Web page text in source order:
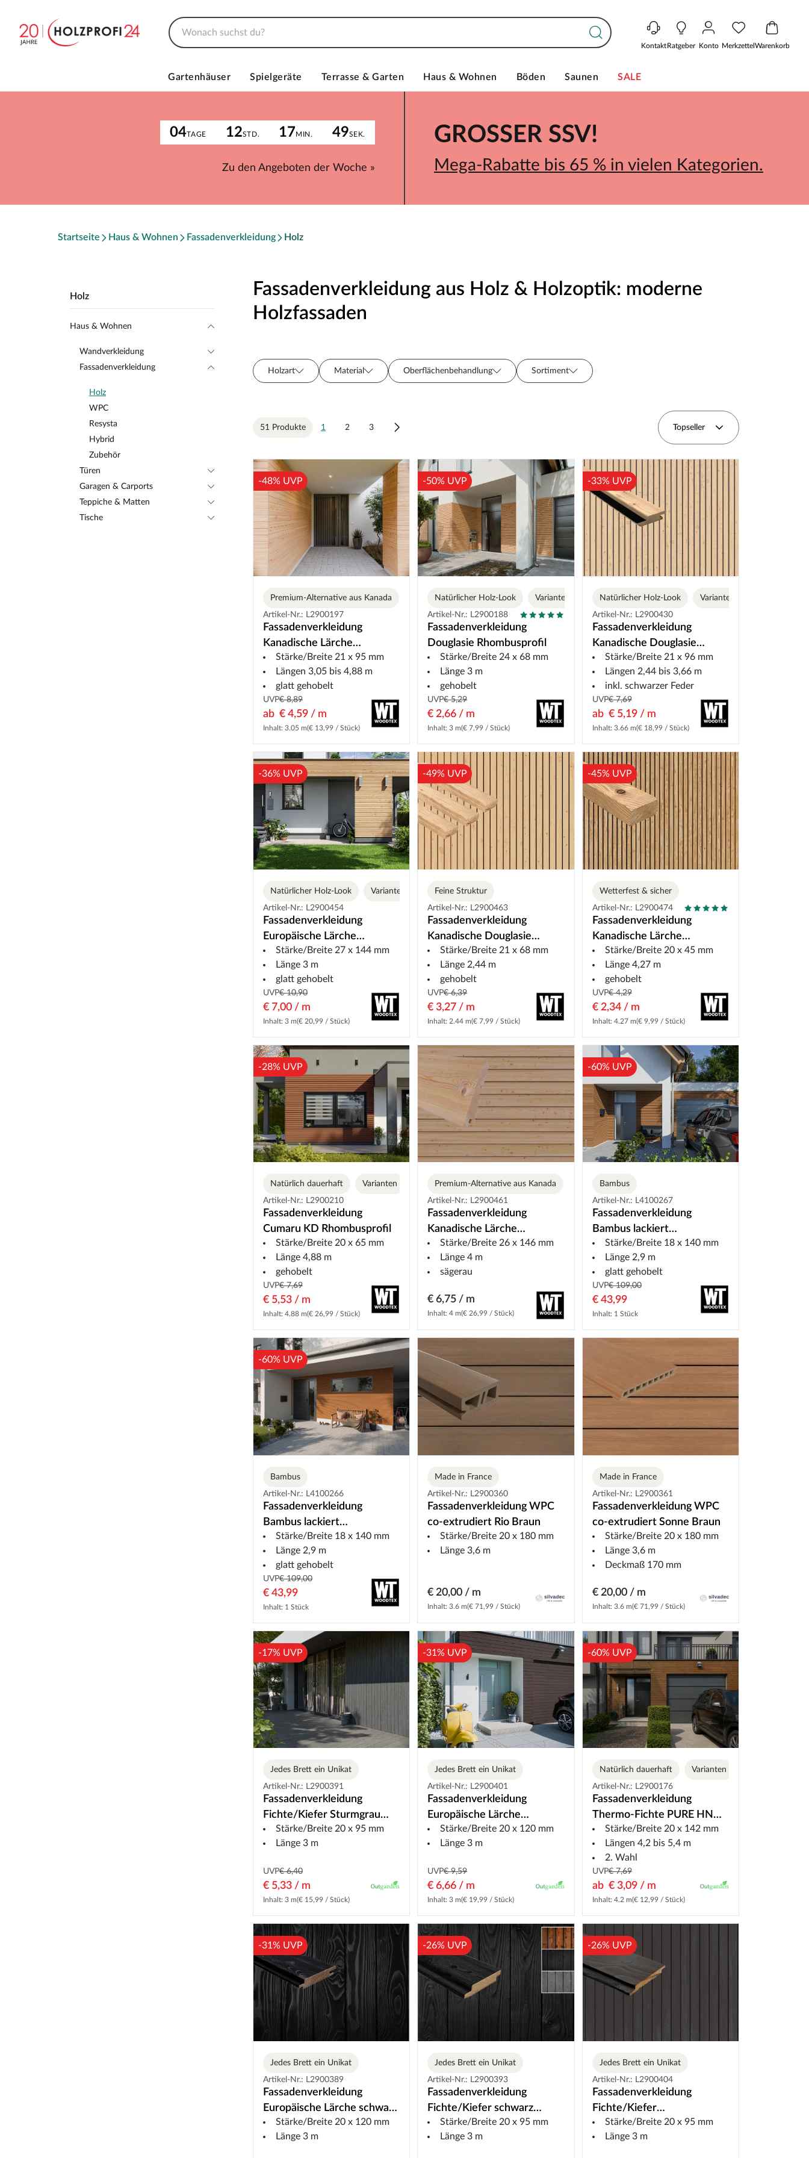
KontaktRatgeber Konto MerkzettelWarenkorb
Gartenhäuser Spielgeräte Terrasse & Garten Haus & Wohnen Böden Saunen SALE
04TAGE 12STD. 17MIN. 49SEK.
Zu den Angeboten der Woche »
GROSSER SSV!
Mega-Rabatte bis 65 % in vielen Kategorien.
Startseite Haus & Wohnen Fassadenverkleidung Holz
Holz
Haus & Wohnen
Wandverkleidung
Fassadenverkleidung
Holz
WPC
Resysta
Hybrid
Zubehör
Türen
Garagen & Carports
Teppiche & Matten
Tische
Fassadenverkleidung aus Holz & Holzoptik: moderne
Holzfassaden
Holzart Material Oberflächenbehandlung Sortiment
51 Produkte 1 2 3 Topseller
-48% UVP
Premium-Alternative aus Kanada
Varianten
Artikel-Nr.: L2900197
Fassadenverkleidung
Kanadische Lärche
unbehandelt Glattkantbrett
Stärke/Breite 21 x 95 mm
Längen 3,05 bis 4,88 m
glatt gehobelt
UVP€ 8,89
ab € 4,59 / m
Inhalt: 3.05 m(€ 13,99 / Stück)
-50% UVP
Natürlicher Holz-Look
Varianten
Artikel-Nr.: L2900188
Fassadenverkleidung
Douglasie Rhombusprofil
Stärke/Breite 24 x 68 mm
Länge 3 m
gehobelt
UVP€ 5,29
€ 2,66 / m
Inhalt: 3 m(€ 7,99 / Stück)
-33% UVP
Natürlicher Holz-Look
Varianten
Artikel-Nr.: L2900430
Fassadenverkleidung
Kanadische Douglasie
Rhombusprofil
Stärke/Breite 21 x 96 mm
Längen 2,44 bis 3,66 m
inkl. schwarzer Feder
UVP€ 7,69
ab € 5,19 / m
Inhalt: 3.66 m(€ 18,99 / Stück)
-36% UVP
Natürlicher Holz-Look
Varianten
Artikel-Nr.: L2900454
Fassadenverkleidung
Europäische Lärche
Doppelrhombusprofil
Stärke/Breite 27 x 144 mm
Länge 3 m
glatt gehobelt
UVP€ 10,90
€ 7,00 / m
Inhalt: 3 m(€ 20,99 / Stück)
-49% UVP
Feine Struktur
Artikel-Nr.: L2900463
Fassadenverkleidung
Kanadische Douglasie
Rhombusprofil
Stärke/Breite 21 x 68 mm
Länge 2,44 m
gehobelt
UVP€ 6,39
€ 3,27 / m
Inhalt: 2.44 m(€ 7,99 / Stück)
-45% UVP
Wetterfest & sicher
Artikel-Nr.: L2900474
Fassadenverkleidung
Kanadische Lärche
Rhombusprofil
Stärke/Breite 20 x 45 mm
Länge 4,27 m
gehobelt
UVP€ 4,29
€ 2,34 / m
Inhalt: 4.27 m(€ 9,99 / Stück)
-28% UVP
Natürlich dauerhaft
Varianten
Artikel-Nr.: L2900210
Fassadenverkleidung
Cumaru KD Rhombusprofil
Stärke/Breite 20 x 65 mm
Länge 4,88 m
gehobelt
UVP€ 7,69
€ 5,53 / m
Inhalt: 4.88 m(€ 26,99 / Stück)
Premium-Alternative aus Kanada
Varianten
Artikel-Nr.: L2900461
Fassadenverkleidung
Kanadische Lärche
unbehandelt Keilspundprofil
Stärke/Breite 26 x 146 mm
Länge 4 m
sägerau
€ 6,75 / m
Inhalt: 4 m(€ 26,99 / Stück)
-60% UVP
Bambus
Artikel-Nr.: L4100267
Fassadenverkleidung
Bambus lackiert
Rhombusprofil
Stärke/Breite 18 x 140 mm
Länge 2,9 m
glatt gehobelt
UVP€ 109,00
€ 43,99
Inhalt: 1 Stück
-60% UVP
Bambus
Artikel-Nr.: L4100266
Fassadenverkleidung
Bambus lackiert
Rhombusprofil
Stärke/Breite 18 x 140 mm
Länge 2,9 m
glatt gehobelt
UVP€ 109,00
€ 43,99
Inhalt: 1 Stück
Made in France
Artikel-Nr.: L2900360
Fassadenverkleidung WPC
co-extrudiert Rio Braun
Stärke/Breite 20 x 180 mm
Länge 3,6 m
€ 20,00 / m
Inhalt: 3.6 m(€ 71,99 / Stück)
Made in France
Artikel-Nr.: L2900361
Fassadenverkleidung WPC
co-extrudiert Sonne Braun
Stärke/Breite 20 x 180 mm
Länge 3,6 m
Deckmaß 170 mm
€ 20,00 / m
Inhalt: 3.6 m(€ 71,99 / Stück)
-17% UVP
Jedes Brett ein Unikat
Artikel-Nr.: L2900391
Fassadenverkleidung
Fichte/Kiefer Sturmgrau
DRAGONwood
Stärke/Breite 20 x 95 mm
Länge 3 m
UVP€ 6,40
€ 5,33 / m
Inhalt: 3 m(€ 15,99 / Stück)
-31% UVP
Jedes Brett ein Unikat
Artikel-Nr.: L2900401
Fassadenverkleidung
Europäische Lärche
Haselnuss DRAGONwood
Stärke/Breite 20 x 120 mm
Länge 3 m
UVP€ 9,59
€ 6,66 / m
Inhalt: 3 m(€ 19,99 / Stück)
-60% UVP
Natürlich dauerhaft
Varianten
Artikel-Nr.: L2900176
Fassadenverkleidung
Thermo-Fichte PURE HN
Schrägprofil
Stärke/Breite 20 x 142 mm
Längen 4,2 bis 5,4 m
2. Wahl
UVP€ 7,69
ab € 3,09 / m
Inhalt: 4.2 m(€ 12,99 / Stück)
-31% UVP
Jedes Brett ein Unikat
Artikel-Nr.: L2900389
Fassadenverkleidung
Europäische Lärche schwarz
DRAGONwood
Stärke/Breite 20 x 120 mm
Länge 3 m
-26% UVP
Jedes Brett ein Unikat
Artikel-Nr.: L2900393
Fassadenverkleidung
Fichte/Kiefer schwarz
DRAGONwood
Stärke/Breite 20 x 95 mm
Länge 3 m
-26% UVP
Jedes Brett ein Unikat
Artikel-Nr.: L2900404
Fassadenverkleidung
Fichte/Kiefer
DRAGONwood
Stärke/Breite 20 x 95 mm
Länge 3 m